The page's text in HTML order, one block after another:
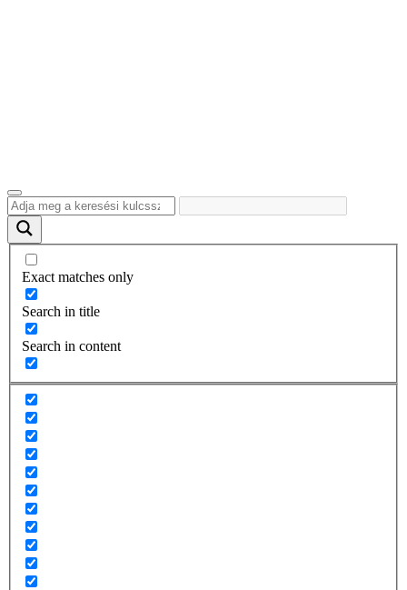
Exact matches only
Search in title
Search in content